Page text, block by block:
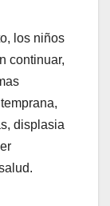
los niños
continuar,
displasia